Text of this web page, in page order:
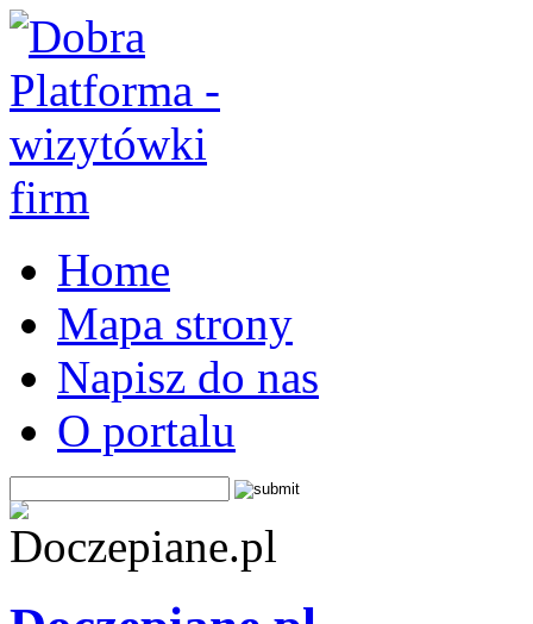
Home
Mapa strony
Napisz do nas
O portalu